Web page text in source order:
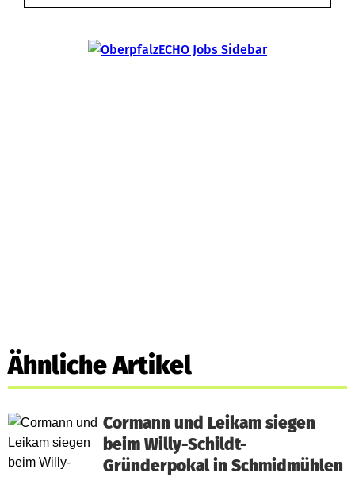
Ähnliche Artikel
Cormann und Leikam siegen
beim Willy-Schildt-
Gründerpokal in Schmidmühlen